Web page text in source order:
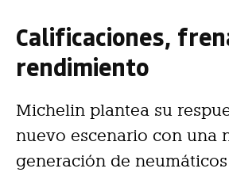
Calificaciones,
rendimiento
Michelin plantea su
nuevo escenario con una
generación de